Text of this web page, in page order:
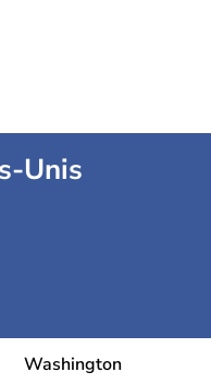
Unis
Washington